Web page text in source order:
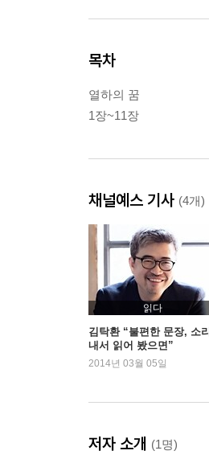
목차
열하의 꿈
1장~11장
채널예스 기사 (4개)
읽다
김탁환 “불편한 문장, 소리
내서 읽어 봤으면”
2014년 03월 05일
저자 소개 (1명)